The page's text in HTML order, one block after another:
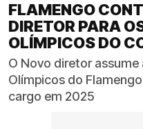
FLAMENGO
DIRETOR PARA
OLÍMPICOS DO
O Novo diretor
Olímpicos do
cargo em 2025